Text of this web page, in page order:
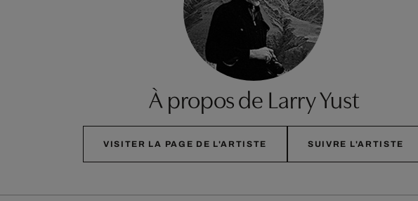
À propos de Larry Yust
VISITER LA PAGE DE L'ARTISTE SUIVRE L'ARTISTE